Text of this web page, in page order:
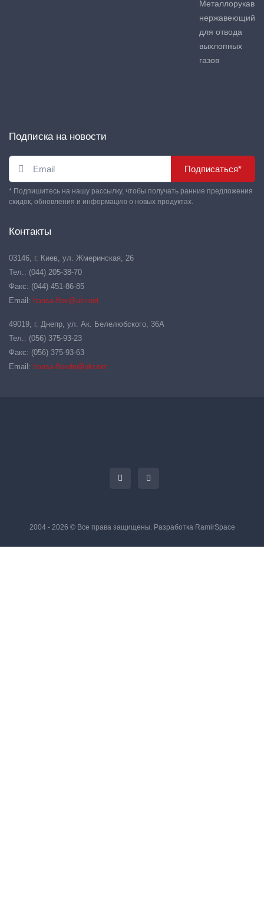
Металлорукав
нержавеющий
для отвода
выхлопных
газов
Подписка на новости
Подписаться*
* Подпишитесь на нашу рассылку, чтобы получать ранние предложения
скидок, обновления и информацию о новых продуктах.
Контакты
03146, г. Киев, ул. Жмеринская, 26
Тел.: (044) 205-38-70
Факс: (044) 451-86-85
Email: hansa-flex@ukr.net
49019, г. Днепр, ул. Ак. Белелюбского, 36А
Тел.: (056) 375-93-23
Факс: (056) 375-93-63
Email: hansa-flexdn@ukr.net
2004 - 2026 © Все права защищены. Разработка RamirSpace